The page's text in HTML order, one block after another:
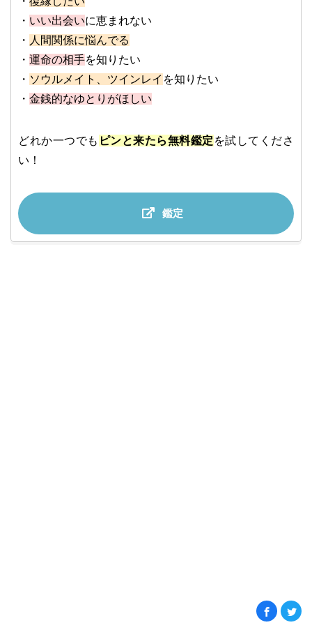
・ いい出会いに恵まれない
・ 人間関係に悩んでる
・ 運命の相手を知りたい
・ ソウルメイト、ツインレイ を知りたい
・ 金銭的なゆとりがほしい
どれか一つでも ピンと来たら無料鑑定 を試してくださ
い！
鑑定